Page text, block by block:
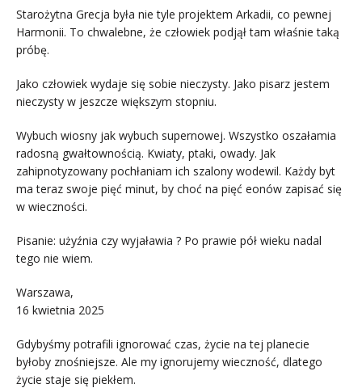
Starożytna Grecja była nie tyle projektem Arkadii, co pewnej
Harmonii. To chwalebne, że człowiek podjął tam właśnie taką
próbę.
Jako człowiek wydaje się sobie nieczysty. Jako pisarz jestem
nieczysty w jeszcze większym stopniu.
Wybuch wiosny jak wybuch supernowej. Wszystko oszałamia
radosną gwałtownością. Kwiaty, ptaki, owady. Jak
zahipnotyzowany pochłaniam ich szalony wodewil. Każdy byt
ma teraz swoje pięć minut, by choć na pięć eonów zapisać się
w wieczności.
Pisanie: użyźnia czy wyjaławia ? Po prawie pół wieku nadal
tego nie wiem.
Warszawa,
16 kwietnia 2025
Gdybyśmy potrafili ignorować czas, życie na tej planecie
byłoby znośniejsze. Ale my ignorujemy wieczność, dlatego
życie staje się piekłem.